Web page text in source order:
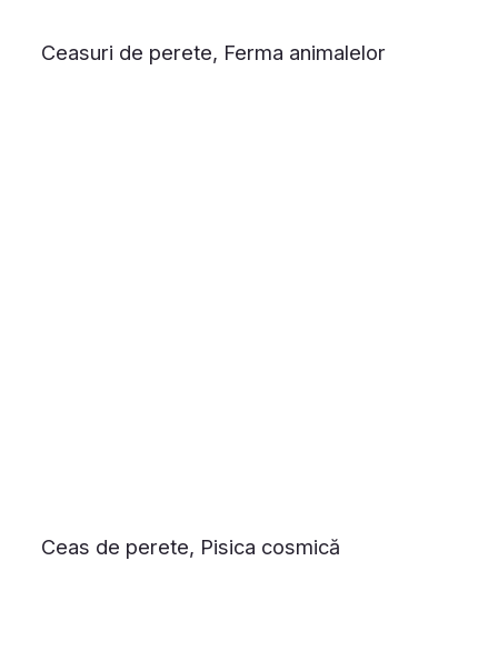
Ceasuri de perete, Ferma animalelor
Ceas de perete, Pisica cosmică